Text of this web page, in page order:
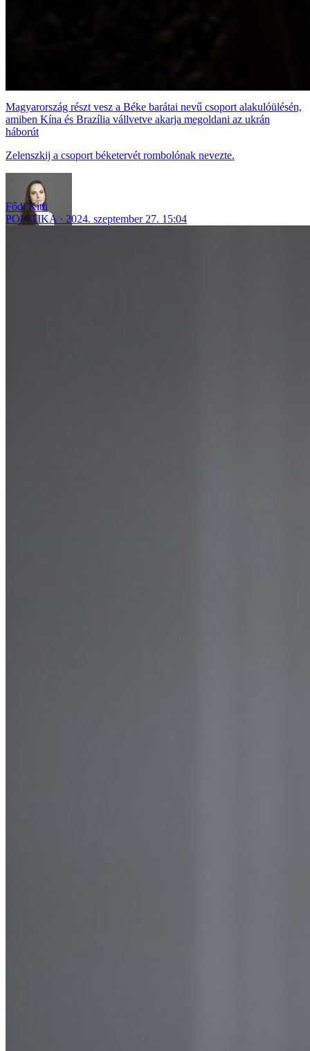
Magyarország részt vesz a Béke barátai nevű csoport alakulóülésén,
amiben Kína és Brazília vállvetve akarja megoldani az ukrán
háborút
Zelenszkij a csoport béketervét rombolónak nevezte.
Fődi Kitti
POLITIKA
2024. szeptember 27. 15:04